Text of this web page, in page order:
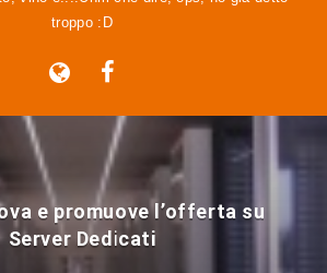
troppo :D
e promuove l’offerta su
Server Dedicati